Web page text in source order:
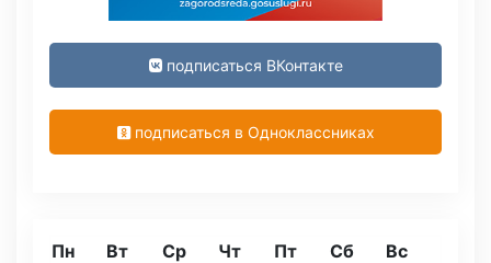
подписаться ВКонтакте
подписаться в Одноклассниках
Пн Вт Ср Чт Пт Сб Вс